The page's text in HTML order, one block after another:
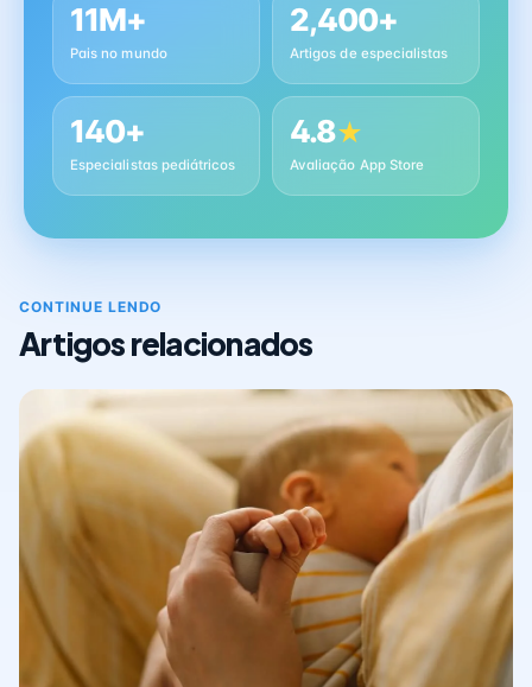
11M+
Pais no mundo
2,400+
Artigos de especialistas
140+
Especialistas pediátricos
4.8★
Avaliação App Store
CONTINUE LENDO
Artigos relacionados